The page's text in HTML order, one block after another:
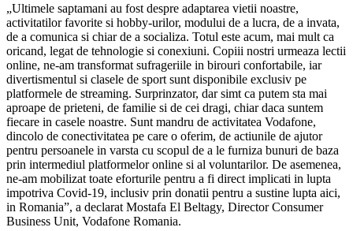
„Ultimele saptamani au fost despre adaptarea vietii noastre,
activitatilor favorite si hobby-urilor, modului de a lucra, de a invata,
de a comunica si chiar de a socializa. Totul este acum, mai mult ca
oricand, legat de tehnologie si conexiuni. Copiii nostri urmeaza lectii
online, ne-am transformat sufrageriile in birouri confortabile, iar
divertismentul si clasele de sport sunt disponibile exclusiv pe
platformele de streaming. Surprinzator, dar simt ca putem sta mai
aproape de prieteni, de familie si de cei dragi, chiar daca suntem
fiecare in casele noastre. Sunt mandru de activitatea Vodafone,
dincolo de conectivitatea pe care o oferim, de actiunile de ajutor
pentru persoanele in varsta cu scopul de a le furniza bunuri de baza
prin intermediul platformelor online si al voluntarilor. De asemenea,
ne-am mobilizat toate eforturile pentru a fi direct implicati in lupta
impotriva Covid-19, inclusiv prin donatii pentru a sustine lupta aici,
in Romania”, a declarat Mostafa El Beltagy, Director Consumer
Business Unit, Vodafone Romania.